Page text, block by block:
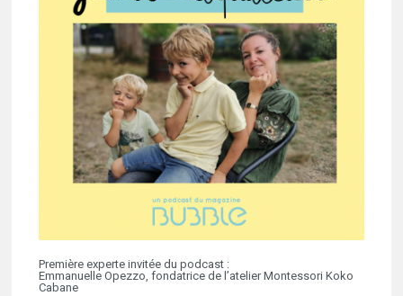
Première experte invitée du podcast :
Emmanuelle Opezzo, fondatrice de l’atelier Montessori Koko
Cabane